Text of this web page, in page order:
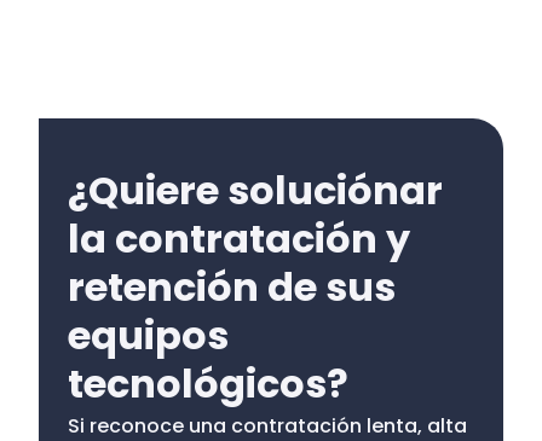
¿Quiere soluciónar
la contratación y
retención de sus
equipos
tecnológicos?
Si reconoce una contratación lenta, alta